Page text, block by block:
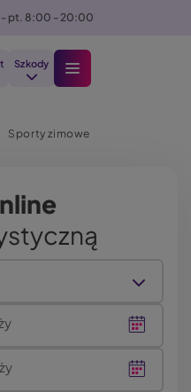
- pt. 8:00 - 20:00
Szkody
Sporty zimowe